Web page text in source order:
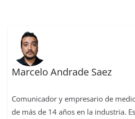
Marcelo Andrade Saez
Comunicador y empresario de
de más de 14 años en la industria.